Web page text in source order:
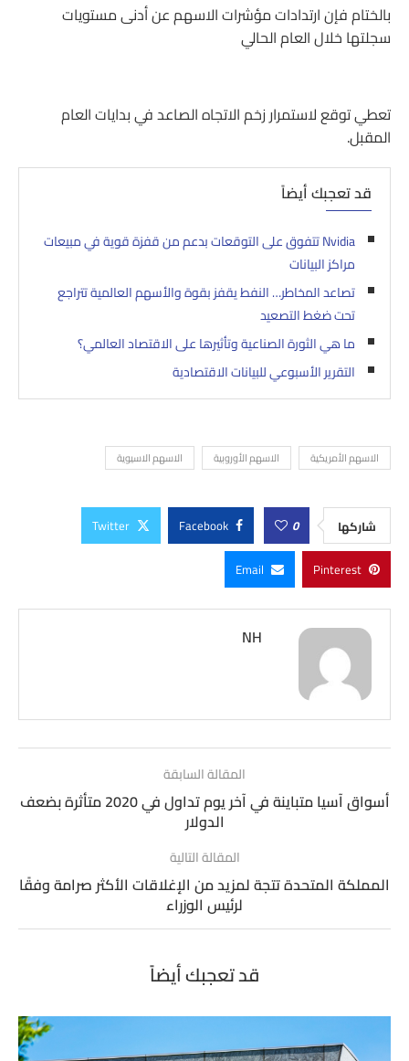
بالختام فإن ارتدادات مؤشرات الاسهم عن أدنى مستويات
سجلتها خلال العام الحالي
تعطي توقع لاستمرار زخم الاتجاه الصاعد في بدايات العام
المقبل.
قد تعجبك أيضاً
Nvidia تتفوق على التوقعات بدعم من قفزة قوية في مبيعات
مراكز البيانات
تصاعد المخاطر… النفط يقفز بقوة والأسهم العالمية تتراجع
تحت ضغط التصعيد
ما هي الثورة الصناعية وتأثيرها على الاقتصاد العالمي؟
التقرير الأسبوعي للبيانات الاقتصادية
الاسهم الأمريكية الاسهم الأوروبية الاسهم الاسيوية
شاركها 0
Facebook
Twitter
Pinterest
Email
NH
المقالة السابقة
أسواق آسيا متباينة في آخر يوم تداول في 2020 متأثرة بضعف
الدولار
المقالة التالية
المملكة المتحدة تتجة لمزيد من الإغلاقات الأكثر صرامة وفقًا
لرئيس الوزراء
قد تعجبك أيضاً